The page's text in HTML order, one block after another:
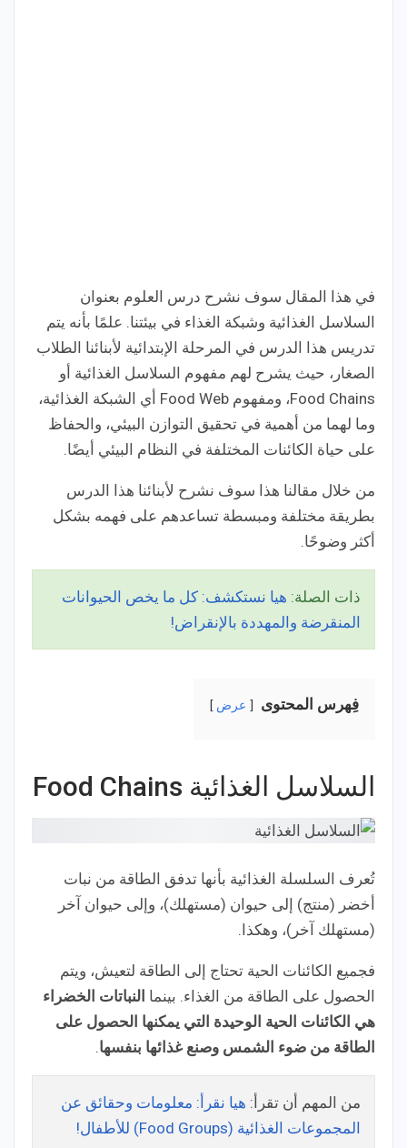
في هذا المقال سوف نشرح درس العلوم بعنوان
السلاسل الغذائية وشبكة الغذاء في بيئتنا. علمًا بأنه يتم
تدريس هذا الدرس في المرحلة الإبتدائية لأبنائنا الطلاب
الصغار، حيث يشرح لهم مفهوم السلاسل الغذائية أو
Food Chains، ومفهوم Food Web أي الشبكة الغذائية،
وما لهما من أهمية في تحقيق التوازن البيئي، والحفاظ
على حياة الكائنات المختلفة في النظام البيئي أيضًا.
من خلال مقالنا هذا سوف نشرح لأبنائنا هذا الدرس
بطريقة مختلفة ومبسطة تساعدهم على فهمه بشكل
أكثر وضوحًا.
ذات الصلة: هيا نستكشف: كل ما يخص الحيوانات
المنقرضة والمهددة بالإنقراض!
فِهرس المحتوى عرض
السلاسل الغذائية Food Chains
تُعرف السلسلة الغذائية بأنها تدفق الطاقة من نبات
أخضر (منتج) إلى حيوان (مستهلك)، وإلى حيوان آخر
(مستهلك آخر)، وهكذا.
فجميع الكائنات الحية تحتاج إلى الطاقة لتعيش، ويتم
الحصول على الطاقة من الغذاء. بينما النباتات الخضراء
هي الكائنات الحية الوحيدة التي يمكنها الحصول على
الطاقة من ضوء الشمس وصنع غذائها بنفسها.
من المهم أن تقرأ: هيا نقرأ: معلومات وحقائق عن
المجموعات الغذائية (Food Groups) للأطفال!